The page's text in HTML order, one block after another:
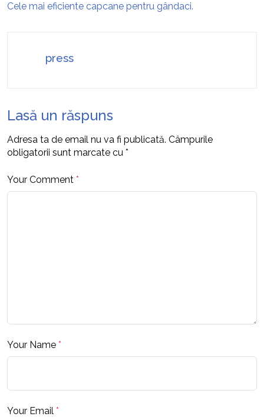
Cele mai eficiente capcane pentru gândaci.
press
Lasă un răspuns
Adresa ta de email nu va fi publicată. Câmpurile
obligatorii sunt marcate cu *
Your Comment *
Your Name *
Your Email *